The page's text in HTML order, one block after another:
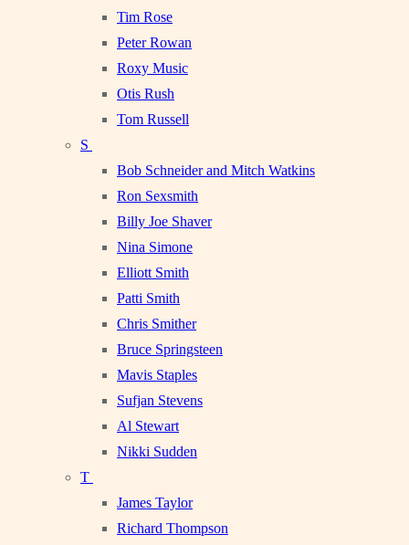
Tim Rose
Peter Rowan
Roxy Music
Otis Rush
Tom Russell
S
Bob Schneider and Mitch Watkins
Ron Sexsmith
Billy Joe Shaver
Nina Simone
Elliott Smith
Patti Smith
Chris Smither
Bruce Springsteen
Mavis Staples
Sufjan Stevens
Al Stewart
Nikki Sudden
T
James Taylor
Richard Thompson